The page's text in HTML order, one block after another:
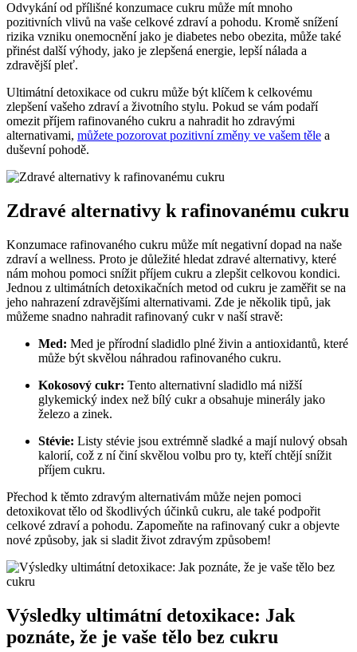
Odvykání od přílišné konzumace cukru může mít mnoho
pozitivních vlivů na vaše celkové zdraví a pohodu. Kromě snížení
rizika vzniku onemocnění jako je diabetes nebo obezita, může také
přinést další výhody, jako je zlepšená energie, lepší nálada a
zdravější pleť.
Ultimátní detoxikace od cukru může být klíčem k celkovému
zlepšení vašeho zdraví a životního stylu. Pokud se vám podaří
omezit příjem rafinovaného cukru a nahradit ho zdravými
alternativami, můžete pozorovat pozitivní změny ve vašem těle a
duševní pohodě.
Zdravé alternativy k rafinovanému cukru
Konzumace rafinovaného cukru může mít negativní dopad na naše
zdraví a wellness. Proto je důležité hledat zdravé alternativy, které
nám mohou pomoci snížit příjem cukru a zlepšit celkovou kondici.
Jednou z ultimátních detoxikačních metod od cukru je zaměřit se na
jeho nahrazení zdravějšími alternativami. Zde je několik tipů, jak
můžeme snadno nahradit rafinovaný cukr v naší stravě:
Med: Med je přírodní sladidlo plné živin a antioxidantů, které
může být skvělou náhradou rafinovaného cukru.
Kokosový cukr: Tento alternativní sladidlo má nižší
glykemický index než bílý cukr a obsahuje minerály jako
železo a zinek.
Stévie: Listy stévie jsou extrémně sladké a mají nulový obsah
kalorií, což z ní činí skvělou volbu pro ty, kteří chtějí snížit
příjem cukru.
Přechod k těmto zdravým alternativám může nejen pomoci
detoxikovat tělo od škodlivých účinků cukru, ale také podpořit
celkové zdraví a pohodu. Zapomeňte na rafinovaný cukr a objevte
nové způsoby, jak si sladit život zdravým způsobem!
Výsledky ultimátní detoxikace: Jak
poznáte, že je vaše tělo bez cukru